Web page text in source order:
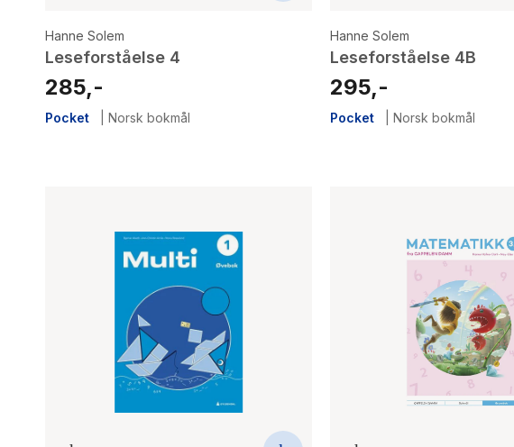
Hanne Solem
Leseforståelse 4
285,-
Pocket Norsk bokmål
Hanne Solem
Leseforståelse 4B
295,-
Pocket Norsk bokmål